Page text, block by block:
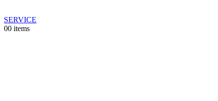
SERVICE
00 items